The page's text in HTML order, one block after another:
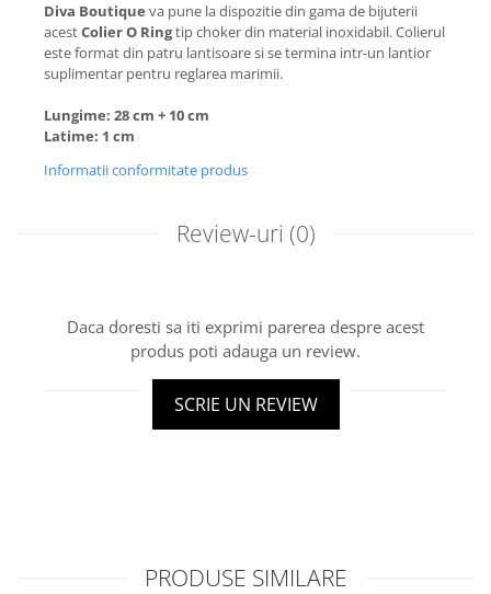
Diva Boutique va pune la dispozitie din gama de bijuterii
acestColier O Ringtip choker din material inoxidabil. Colierul
este format din patru lantisoare si se termina intr-un lantior
suplimentar pentru reglarea marimii.
Lungime: 28 cm + 10 cm
Latime: 1 cm
Informatii conformitate produs
Review-uri (0)
Daca doresti sa iti exprimi parerea despre acest
produs poti adauga un review.
SCRIE UN REVIEW
PRODUSE SIMILARE